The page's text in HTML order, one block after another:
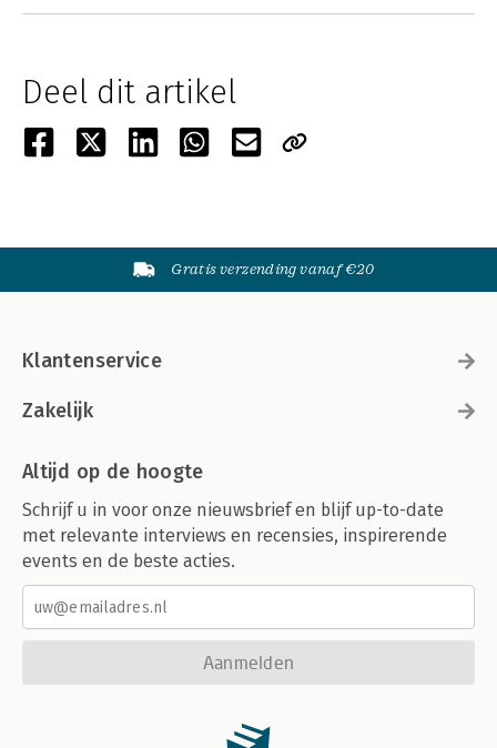
Deel dit artikel
Gratis verzending vanaf €20
Klantenservice
Zakelijk
Altijd op de hoogte
Schrijf u in voor onze nieuwsbrief en blijf up-to-date
met relevante interviews en recensies, inspirerende
events en de beste acties.
Aanmelden